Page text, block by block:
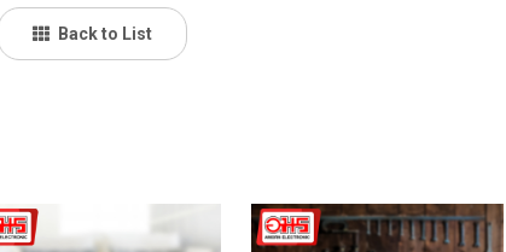
Back to List